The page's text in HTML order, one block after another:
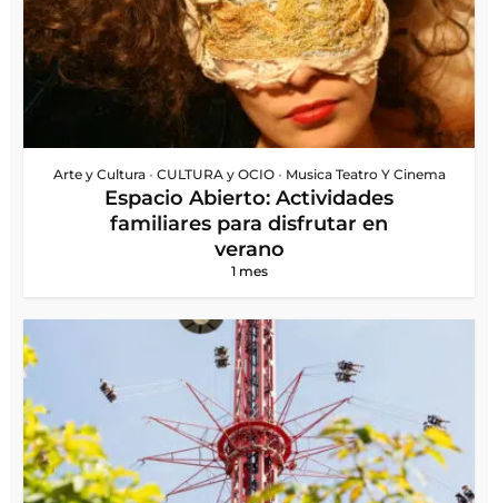
Arte y Cultura • CULTURA y OCIO • Musica Teatro Y Cinema
Espacio Abierto: Actividades
familiares para disfrutar en
verano
1 mes